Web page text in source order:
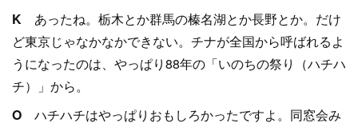
K あったね。栃木とか群馬の榛名湖とか長野とか。だけ
ど東京じゃなかなかできない。チナが全国から呼ばれるよ
うになったのは、やっぱり88年の「いのちの祭り（ハチハ
チ）」から。
O ハチハチはやっぱりおもしろかったですよ。同窓会み